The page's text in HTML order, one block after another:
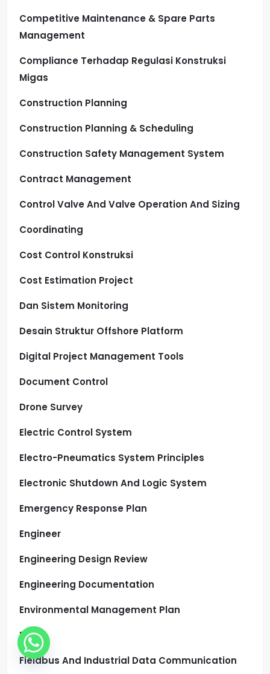
Competitive Maintenance & Spare Parts
Management
Compliance Terhadap Regulasi Konstruksi
Migas
Construction Planning
Construction Planning & Scheduling
Construction Safety Management System
Contract Management
Control Valve And Valve Operation And Sizing
Coordinating
Cost Control Konstruksi
Cost Estimation Project
Dan Sistem Monitoring
Desain Struktur Offshore Platform
Digital Project Management Tools
Document Control
Drone Survey
Electric Control System
Electro-Pneumatics System Principles
Electronic Shutdown And Logic System
Emergency Response Plan
Engineer
Engineering Design Review
Engineering Documentation
Environmental Management Plan
ETAP
Fieldbus And Industrial Data Communication